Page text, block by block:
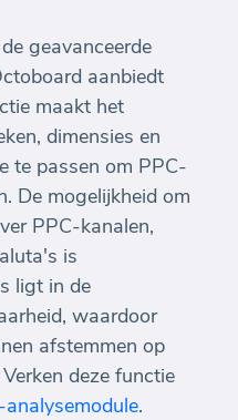
geavanceerde
aanbiedt
maakt het
dimensies en
te passen om PPC-
De mogelijkheid om
PPC-kanalen,
is
ligt in de
waardoor
afstemmen op
deze functie
.